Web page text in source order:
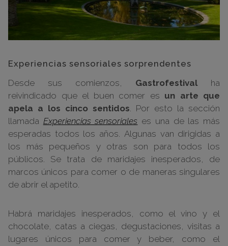
Experiencias sensoriales sorprendentes
Desde sus comienzos, Gastrofestivalha
reivindicado que el buen comer es un arte que
apela a los cinco sentidos. Por esto la sección
llamada Experiencias sensoriales es una de las más
esperadas todos los años. Algunas van dirigidas a
los más pequeños y otras son para todos los
públicos. Se trata de maridajes inesperados, de
marcos únicos para comer o de maneras singulares
de abrir el apetito.
Habrá maridajes inesperados, como el vino y el
chocolate, catas a ciegas, degustaciones, visitas a
lugares únicos para comer y beber, como el